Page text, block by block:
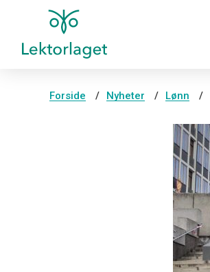
Forside Nyheter Lønn